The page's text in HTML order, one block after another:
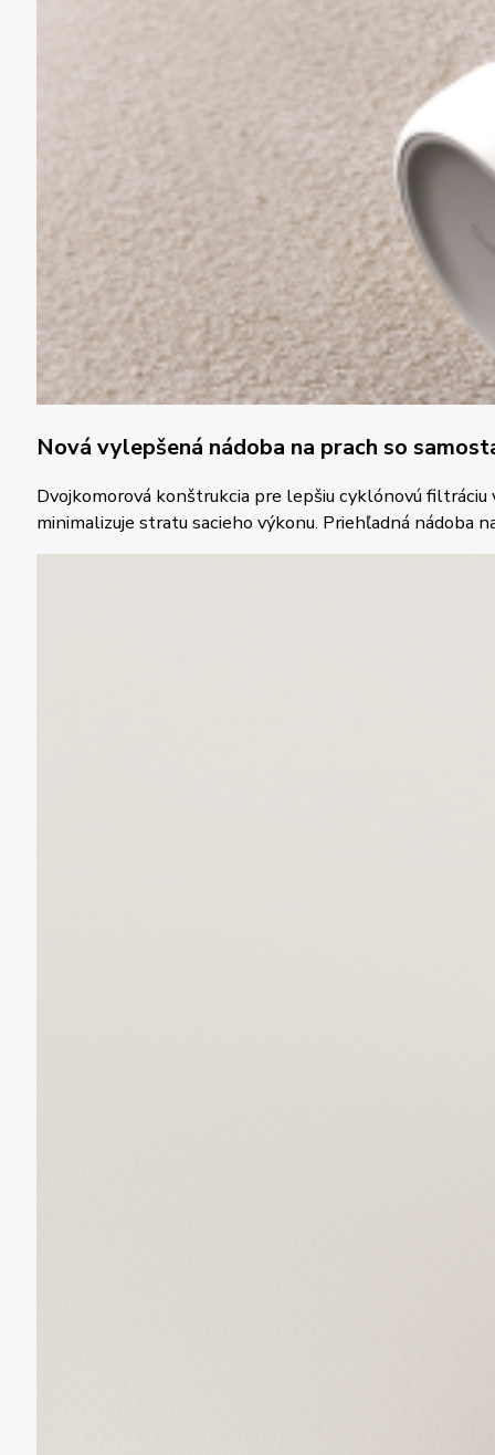
Nová vylepšená nádoba na prach so
Dvojkomorová konštrukcia pre lepšiu cyklónovú
minimalizuje stratu sacieho výkonu. Priehľadná nádoba